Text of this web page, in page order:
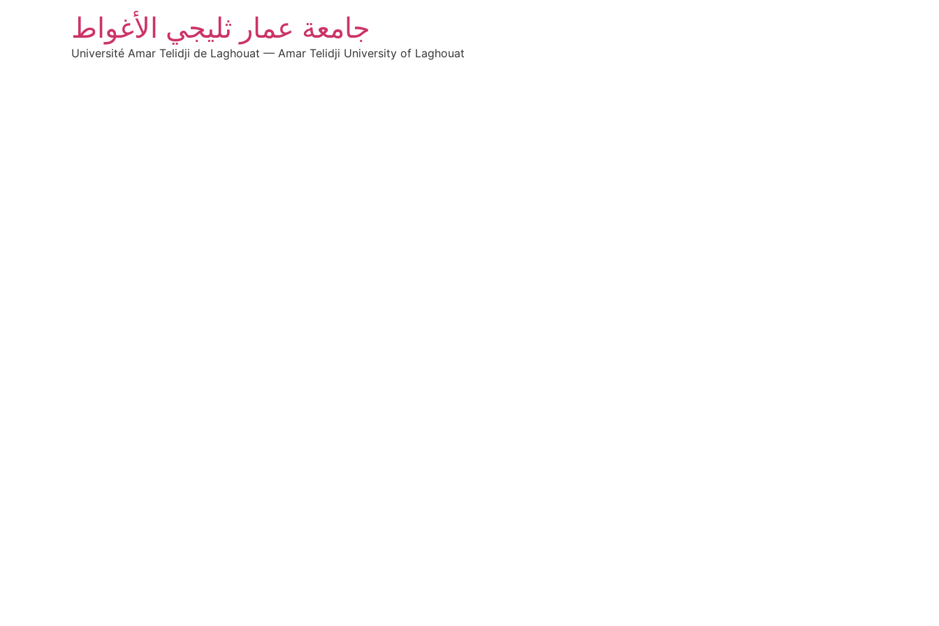
جامعة عمار ثليجي الأغواط
Université Amar Telidji de Laghouat — Amar Telidji University of Laghouat